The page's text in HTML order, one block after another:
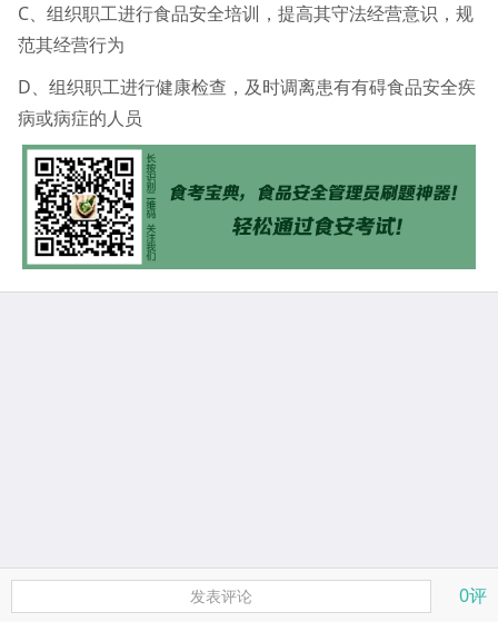
C、组织职工进行食品安全培训，提高其守法经营意识，规
范其经营行为
D、组织职工进行健康检查，及时调离患有有碍食品安全疾
病或病症的人员
发表评论 0评